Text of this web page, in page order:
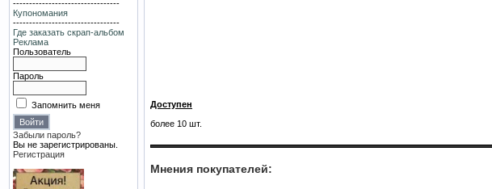
---------------------------------
Купономания
---------------------------------
Где заказать скрап-альбом
Реклама
Пользователь
Пароль
Запомнить меня
Забыли пароль?
Вы не зарегистрированы.
Регистрация
Доступен
более 10 шт.
Мнения покупателей: